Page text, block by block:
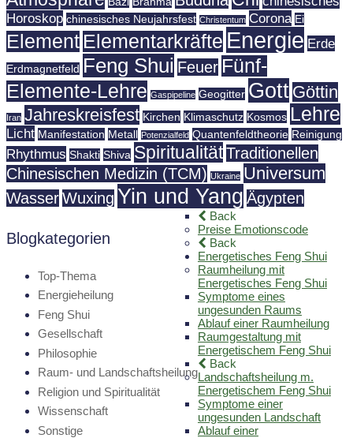
Horoskop chinesisches Neujahrsfest Christentum Corona Ei
Element Elementarkräfte Energie Erde
Erdmagnetfeld Feng Shui Feuer Fünf-
Elemente-Lehre Gaspipeline Geogitter Gott Göttin
Iran Jahreskreisfest Kirchen Klimaschutz Kosmos Lehre
Licht Manifestation Metall Potenzialfeld Quantenfeldtheorie Reinigung
Rhythmus Shakti Shiva SpiritualitätTraditionellen
Chinesischen Medizin (TCM) Ukraine Universum
WasserWuxing Yin und Yang Ägypten
Blogkategorien
Top-Thema
Energieheilung
Feng Shui
Gesellschaft
Philosophie
Raum- und Landschaftsheilung
Religion und Spiritualität
Wissenschaft
Sonstige
Back
Preise Emotionscode
Back
Energetisches Feng Shui
Raumheilung mit
Energetisches Feng Shui
Symptome eines
ungesunden Raums
Ablauf einer Raumheilung
Raumgestaltung mit
Energetischem Feng Shui
Back
Landschaftsheilung m.
Energetischem Feng Shui
Symptome einer
ungesunden Landschaft
Ablauf einer